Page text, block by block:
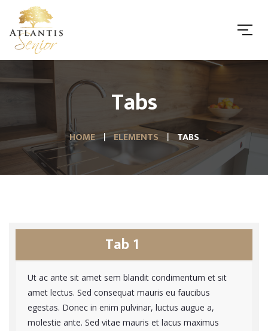
Tabs
HOME ELEMENTS TABS
Tab 1
Ut ac ante sit amet sem blandit condimentum et sit
amet lectus. Sed consequat mauris eu faucibus
egestas. Donec in enim pulvinar, luctus augue a,
molestie ante. Sed vitae mauris et lacus maximus